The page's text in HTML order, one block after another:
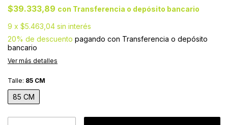
$39.333,89 con Transferencia o depósito bancario
9 x $5.463,04 sin interés
20% de descuento pagando con Transferencia o depósito
bancario
Ver más detalles
Talle: 85 CM
85 CM